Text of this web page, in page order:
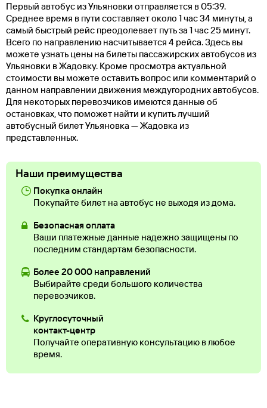
Первый автобус из Ульяновки отправляется в 05:39.
Среднее время в пути составляет около 1 час 34 минуты, а
самый быстрый рейс преодолевает путь за 1 час 25 минут.
Всего по направлению насчитывается 4 рейса. Здесь вы
можете узнать цены на билеты пассажирских автобусов из
Ульяновки в Жадовку. Кроме просмотра актуальной
стоимости вы можете оставить вопрос или комментарий о
данном направлении движения междугородних автобусов.
Для некоторых перевозчиков имеются данные об
остановках, что поможет найти и купить лучший
автобусный билет Ульяновка — Жадовка из
представленных.
Наши преимущества
Покупка онлайн
Покупайте билет на автобус не выходя из дома.
Безопасная оплата
Ваши платежные данные надежно защищены по
последним стандартам безопасности.
Более 20 000 направлений
Выбирайте среди большого количества
перевозчиков.
Круглосуточный
контакт-центр
Получайте оперативную консультацию в любое
время.